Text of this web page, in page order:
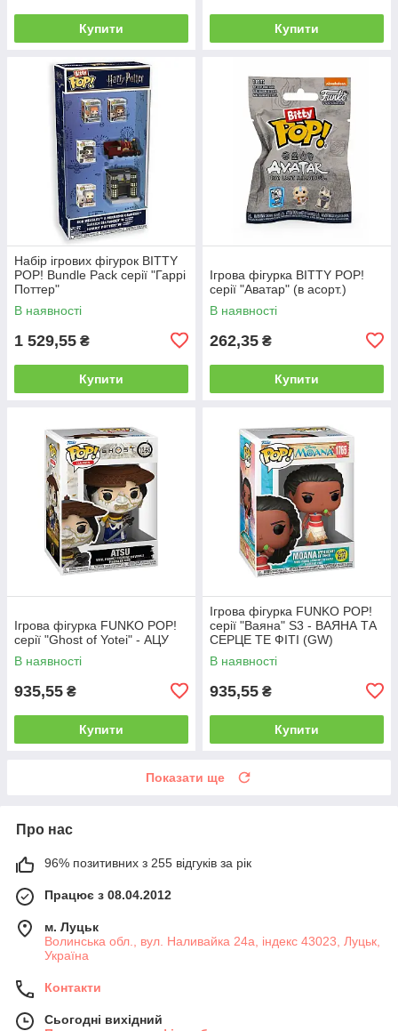
Купити Купити
Набір ігрових фігурок BITTY
POP! Bundle Pack серії "Гаррі
Поттер"
В наявності
1 529,55 ₴
Купити
Ігрова фігурка BITTY POP!
серії "Аватар" (в асорт.)
В наявності
262,35 ₴
Купити
Ігрова фігурка FUNKO POP!
серії "Ghost of Yotei" - АЦУ
В наявності
935,55 ₴
Купити
Ігрова фігурка FUNKO POP!
серії "Ваяна" S3 - ВАЯНА ТА
СЕРЦЕ ТЕ ФІТІ (GW)
В наявності
935,55 ₴
Купити
Показати ще
Про нас
96% позитивних з 255 відгуків за рік
Працює з 08.04.2012
м. Луцьк
Волинська обл., вул. Наливайка 24а, індекс 43023, Луцьк,
Україна
Контакти
Сьогодні вихідний